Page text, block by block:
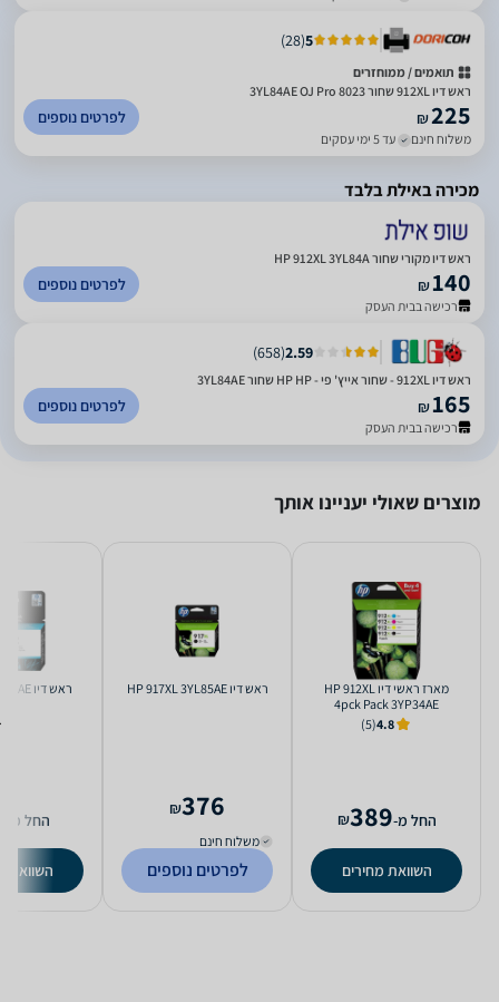
5
(
28
)
תואמים / ממוחזרים
ראש דיו 912XL שחור 3YL84AE OJ Pro 8023
₪225
משלוח חינם עד 5 ימי עסקים
לפרטים נוספים
מכירה באילת בלבד
ראש דיו מקורי שחור HP 912XL 3YL84A
₪140
רכישה בבית העסק
לפרטים נוספים
2.59
(
658
)
ראש דיו 912XL - שחור אייץ' פי - HP HP שחור 3YL84AE
₪165
רכישה בבית העסק
לפרטים נוספים
מוצרים שאולי יעניינו אותך
‏מארז ראשי דיו HP 912XL
4pck Pack 3YP34AE
4.8
(5)
החל מ-389
₪
השוואת מחירים
‏ראש דיו HP 917XL 3YL85AE
376
₪
משלוח חינם
לפרטים נוספים
‏ראש דיו HP 912 3YL80AE
החל מ-
השוואת